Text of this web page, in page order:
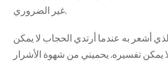
أشعر به عندما أرتدي الحجاب لا يمكن